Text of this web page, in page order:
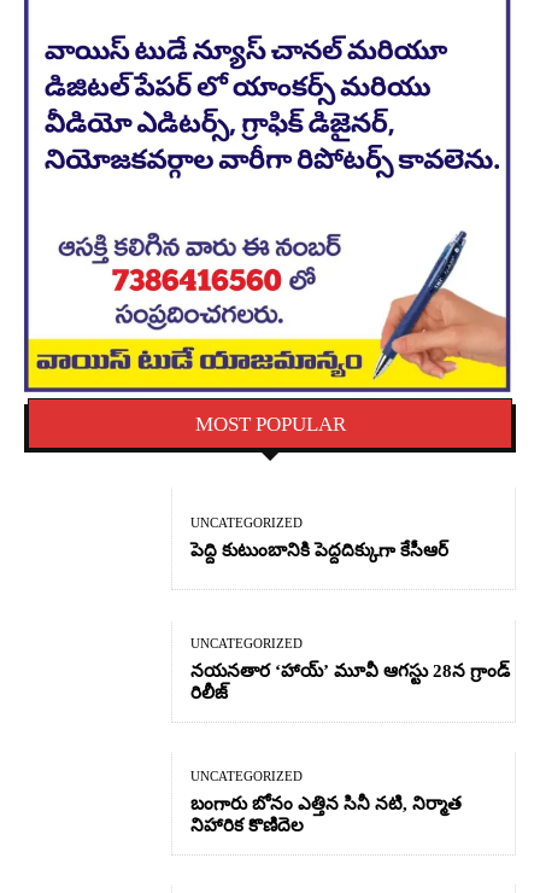
MOST POPULAR
UNCATEGORIZED
పెద్ది కుటుంబానికి పెద్దదిక్కుగా కేసీఆర్
UNCATEGORIZED
నయనతార ‘హాయ్’ మూవీ ఆగస్టు 28న గ్రాండ్
రిలీజ్
UNCATEGORIZED
బంగారు బోనం ఎత్తిన సినీ నటి, నిర్మాత
నిహారిక కొణిదెల